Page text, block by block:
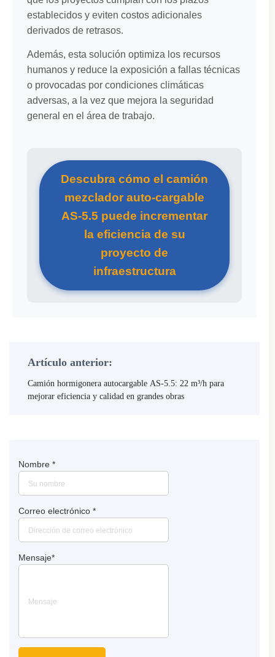
establecidos y eviten costos adicionales
derivados de retrasos.
Además, esta solución optimiza los recursos
humanos y reduce la exposición a fallas técnicas
o provocadas por condiciones climáticas
adversas, a la vez que mejora la seguridad
general en el área de trabajo.
Descubra cómo el camión
mezclador auto-cargable
AS-5.5 puede incrementar
la eficiencia de su
proyecto de
infraestructura
Artículo anterior:
Camión hormigonera autocargable AS-5.5: 22 m³/h para
mejorar eficiencia y calidad en grandes obras
Nombre *
Correo electrónico *
Mensaje*